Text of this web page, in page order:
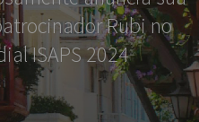
Rubi no
ISAPS 2024